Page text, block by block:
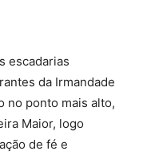
escadarias
da Irmandade
no ponto mais alto,
Maior, logo
de fé e